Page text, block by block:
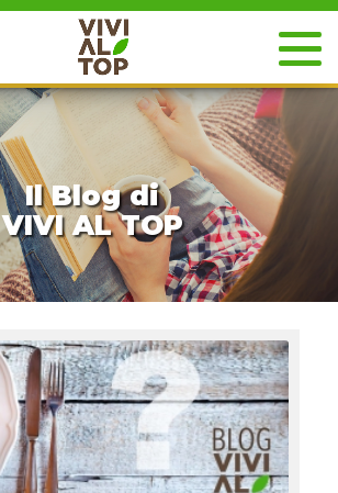
Il Blog di
VIVI AL TOP